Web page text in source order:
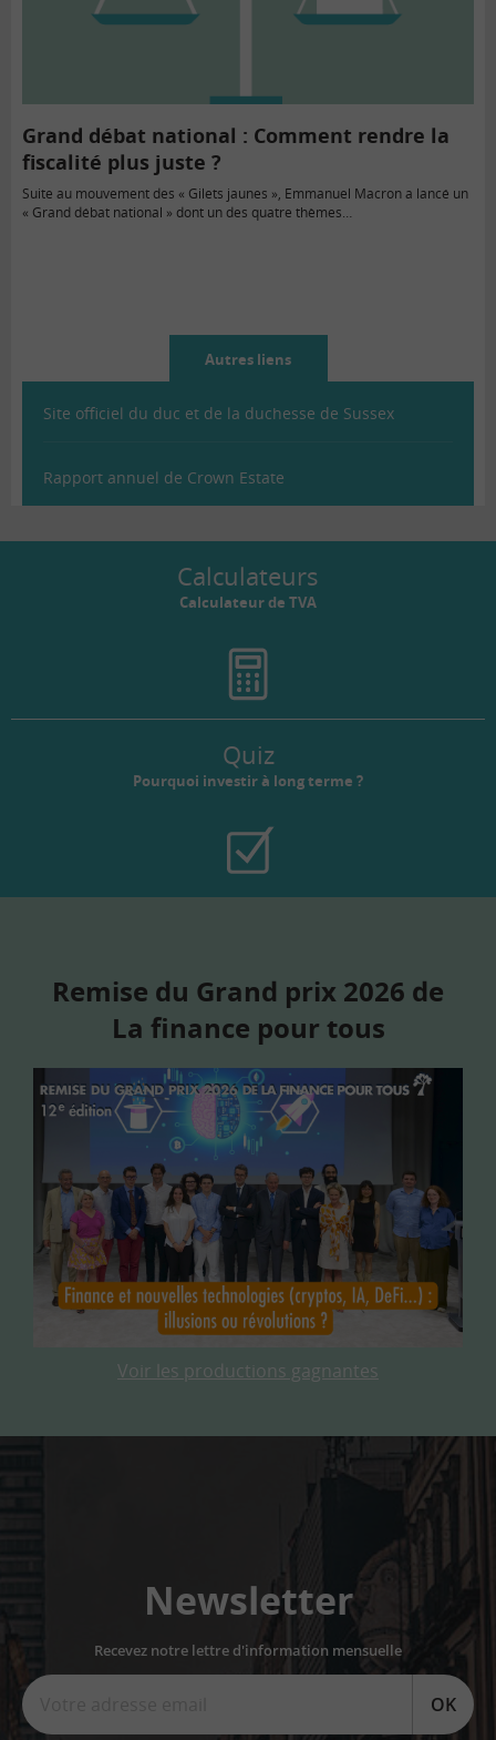
Grand débat national : Comment rendre la
fiscalité plus juste ?
Suite au mouvement des « Gilets jaunes », Emmanuel Macron a lancé un
« Grand débat national » dont un des quatre thèmes…
Autres liens
Site officiel du duc et de la duchesse de Sussex
Rapport annuel de Crown Estate
Calculateurs
Calculateur de TVA
Quiz
Pourquoi investir à long terme ?
Remise du Grand prix 2026 de
La finance pour tous
Voir les productions gagnantes
Newsletter
Recevez notre lettre d'information mensuelle
OK